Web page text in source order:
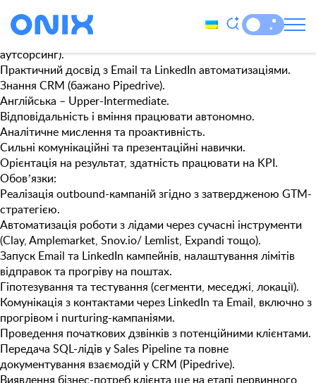
Необхідно:
1+ рік у outbound-продажах (бажано IT / B2B / SaaS /
аутсорсинг).
Практичний досвід з Email та LinkedIn автоматизаціями.
Знання CRM (бажано Pipedrive).
Англійська – Upper-Intermediate.
Відповідальність і вміння працювати автономно.
Аналітичне мислення та проактивність.
Сильні комунікаційні та презентаційні навички.
Орієнтація на результат, здатність працювати на KPI.
Обовʼязки:
Реалізація outbound-кампаній згідно з затвердженою GTM-
стратегією.
Автоматизація роботи з лідами через сучасні інструменти
(Clay, Amplemarket, Snov.io/ Lemlist, Expandi тощо).
Запуск Email та LinkedIn кампейнів, налаштування лімітів
відправок та прогріву на поштах.
Гіпотезування та тестування (сегменти, меседжі, локації).
Комунікація з контактами через LinkedIn та Email, включно з
прогрівом і nurturing-кампаніями.
Проведення початкових дзвінків з потенційними клієнтами.
Передача SQL-лідів у Sales Pipeline та повне
документування взаємодій у CRM (Pipedrive).
Виявлення бізнес-потреб клієнта ще на етапі первинного